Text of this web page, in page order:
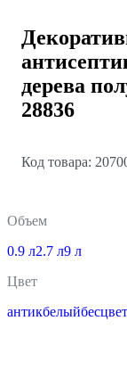
дерева
28836
Код товара:
Объем
0.9 л2.7 л9 л
Цвет
антикбелый